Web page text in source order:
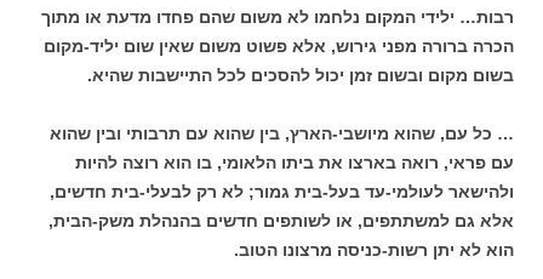
רבות… ילידי המקום נלחמו לא משום שהם פחדו מדעת או מתוך
הכרה ברורה מפני גירוש, אלא פשוט משום שאין שום יליד-מקום
בשום מקום ובשום זמן יכול להסכים לכל התיישבות שהיא.
… כל עם, שהוא מיושבי-הארץ, בין שהוא עם תרבותי ובין שהוא
עם פראי, רואה בארצו את ביתו הלאומי, בו הוא רוצה להיות
ולהישאר לעולמי-עד בעל-בית גמור; לא רק לבעלי-בית חדשים,
אלא גם למשתתפים, או לשותפים חדשים בהנהלת משק-הבית,
הוא לא יתן רשות-כניסה מרצונו הטוב.